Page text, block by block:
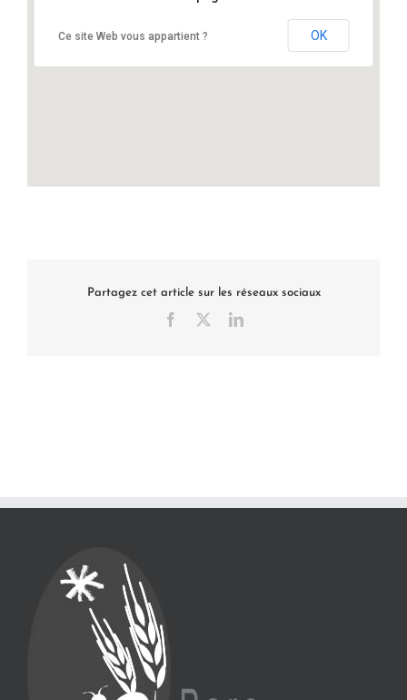
Ce site Web vous appartient ? OK
Partagez cet article sur les réseaux sociaux
Facebook LinkedIn